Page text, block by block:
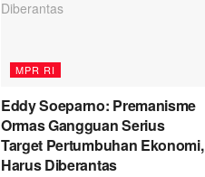
MPR RI
Eddy Soeparno: Premanisme
Ormas Gangguan Serius
Target Pertumbuhan Ekonomi,
Harus Diberantas